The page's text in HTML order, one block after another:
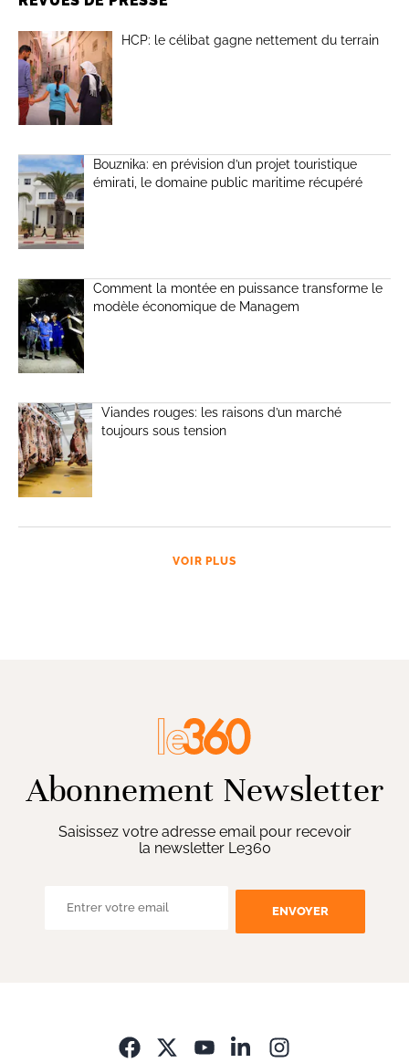
HCP: le célibat gagne nettement du terrain
Bouznika: en prévision d’un projet touristique
émirati, le domaine public maritime récupéré
Comment la montée en puissance transforme le
modèle économique de Managem
Viandes rouges: les raisons d’un marché
toujours sous tension
VOIR PLUS
Abonnement Newsletter
Saisissez votre adresse email pour recevoir
la newsletter Le360
ENVOYER